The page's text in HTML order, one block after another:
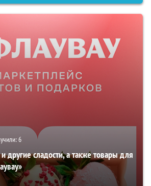
6
другие сладости, а также товары для